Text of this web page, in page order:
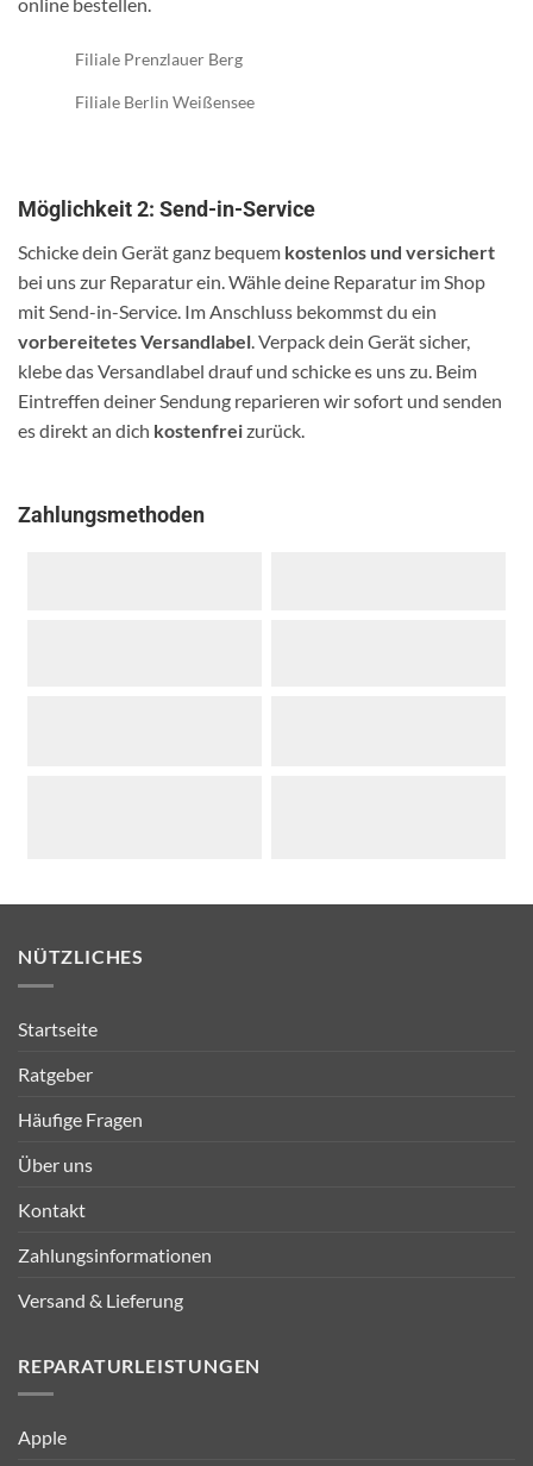
Filiale Prenzlauer Berg
Filiale Berlin Weißensee
Möglichkeit 2: Send-in-Service
Schicke dein Gerät ganz bequem kostenlos und versichert
bei uns zur Reparatur ein. Wähle deine Reparatur im Shop
mit Send-in-Service. Im Anschluss bekommst du ein
vorbereitetes Versandlabel. Verpack dein Gerät sicher,
klebe das Versandlabel drauf und schicke es uns zu. Beim
Eintreffen deiner Sendung reparieren wir sofort und senden
es direkt an dich kostenfreizurück.
Zahlungsmethoden
NÜTZLICHES
Startseite
Ratgeber
Häufige Fragen
Über uns
Kontakt
Zahlungsinformationen
Versand & Lieferung
REPARATURLEISTUNGEN
Apple